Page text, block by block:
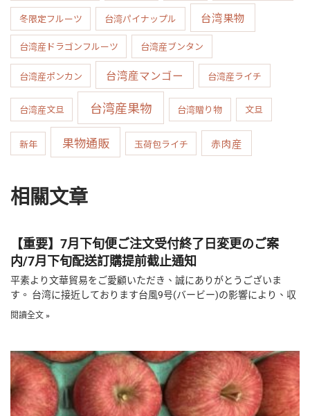
冬限定フルーツ 台湾パイナップル 台湾果物
台湾産ドラゴンフルーツ 台湾産ブンタン
台湾産ポンカン 台湾産マンゴー 台湾産ライチ
台湾産文旦 台湾産果物 台湾贈り物 文旦
新年 果物通販 玉荷包ライチ 赤肉産
相關文章
【重要】7月下旬便ご注文受付終了日変更のご案
内/7月下旬配送訂購提前截止通知
平素より文華貿易をご愛顧いただき、誠にありがとうございま
す。 台湾に接近しております台風9号(バービー)の影響により、収
閱讀全文 »